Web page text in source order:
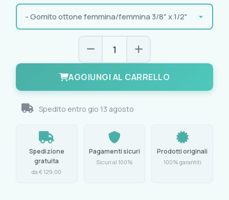
AGGIUNGI AL CARRELLO
Spedito entro gio 13 agosto
Spedizione
gratuita
da € 129,00
Pagamenti sicuri
Sicuri al 100%
Prodotti originali
100% garantiti